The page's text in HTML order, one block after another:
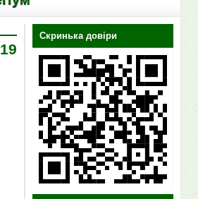
19
Скринька довіри